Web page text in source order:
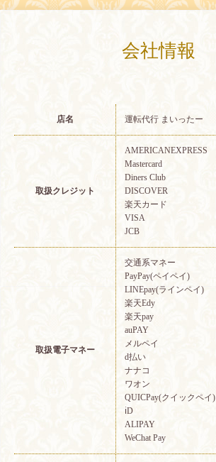
会社情報
店名 運転代行 まいったー
取扱クレジット
AMERICANEXPRESS
Mastercard
Diners Club
DISCOVER
楽天カード
VISA
JCB
取扱電子マネー
交通系マネー
PayPay(ペイペイ)
LINEpay(ラインペイ)
楽天Edy
楽天pay
auPAY
メルペイ
d払い
ナナコ
ワオン
QUICPay(クイックペイ)
ℹ︎D
ALIPAY
WeChat Pay